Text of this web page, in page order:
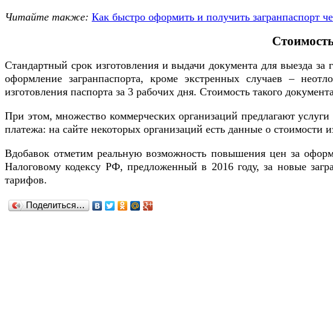
Читайте также: Как быстро оформить и получить загранпаспорт
Стандартный срок изготовления и выдачи документа для выезда
оформление загранпаспорта, кроме экстренных случаев –
изготовления паспорта за 3 рабочих дня. Стоимость такого
При этом, множество коммерческих организаций предлагают
платежа: на сайте некоторых организаций есть данные о стоимости
Вдобавок отметим реальную возможность повышения цен за
Налоговому кодексу РФ, предложенный в 2016 году, за новые
тарифов.
Поделиться…